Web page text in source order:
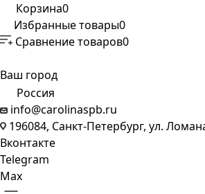
Корзина0
Избранные товары0
Сравнение товаров0
Ваш город
Россия
info@carolinaspb.ru
196084, Санкт-Петербург, ул.
Вконтакте
Telegram
Max